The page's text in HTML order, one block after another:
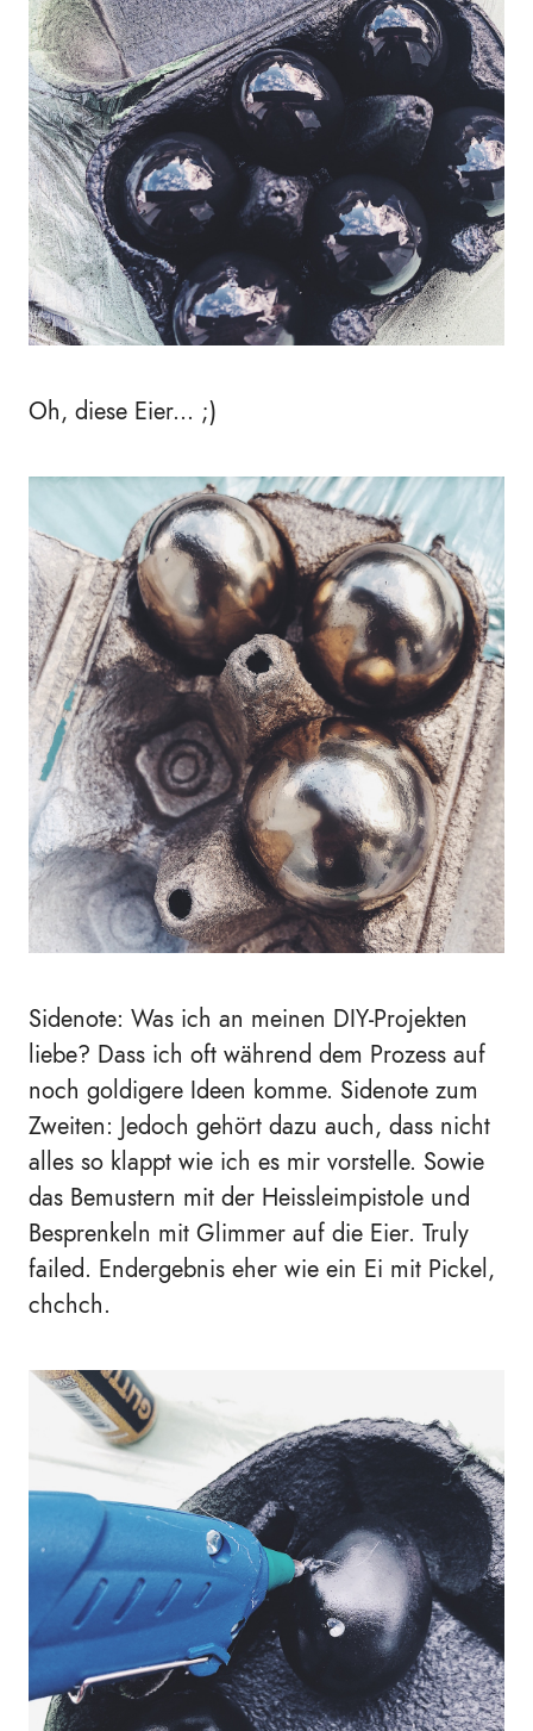
Oh, diese Eier... ;)
Sidenote: Was ich an meinen DIY-Projekten
liebe? Dass ich oft während dem Prozess auf
noch goldigere Ideen komme. Sidenote zum
Zweiten: Jedoch gehört dazu auch, dass nicht
alles so klappt wie ich es mir vorstelle. Sowie
das Bemustern mit der Heissleimpistole und
Besprenkeln mit Glimmer auf die Eier. Truly
failed. Endergebnis eher wie ein Ei mit Pickel,
chchch.